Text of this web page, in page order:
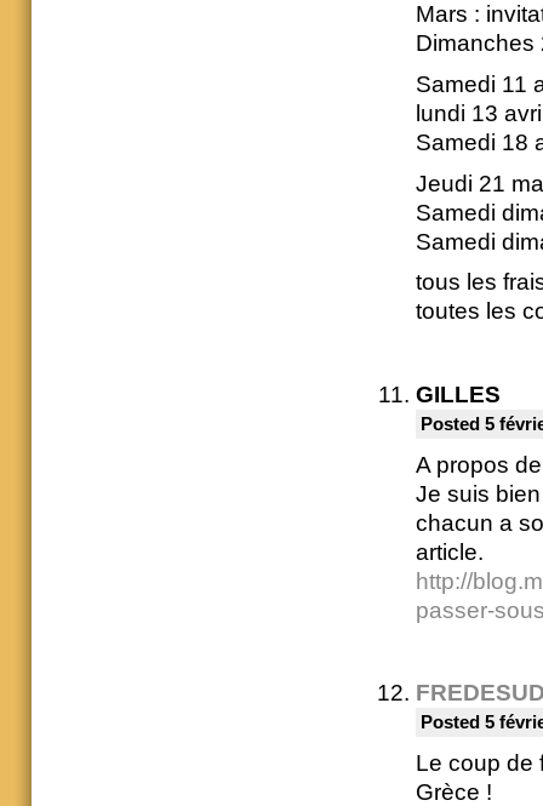
Mars :
Dimanches
Samedi 11
lundi 13
Samedi 18
Jeudi 21
Samedi
Samedi
tous les
toutes les
GILLES
Posted 5
A propos
Je suis
chacun a
article.
http://
passer-
Posted 5
Le coup de
Grèce !